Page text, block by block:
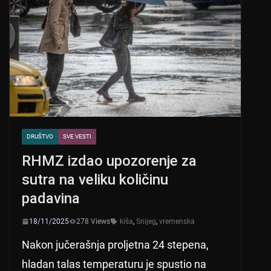
DRUŠTVO SVE VESTI
RHMZ izdao upozorenje za
sutra na veliku količinu
padavina
18/11/2025 278 Views kiša, Snijeg, vremenska
Nakon jučerašnja proljetna 24 stepena,
hladan talas temperaturu je spustio na